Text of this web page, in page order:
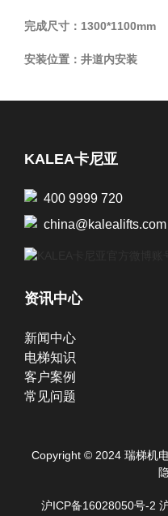
完成尺寸：1300*1100mm
安装位置：井道内安装
KALEA卡尼亚
400 9999 720
china@kalealifts.com
资讯中心
新闻中心
电梯知识
客户案例
常见问题
Copyright © 2024 瑞梯机
沪ICP备16028050号-2